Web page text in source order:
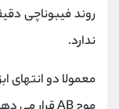
ندارد.
معمولا دو انتهای